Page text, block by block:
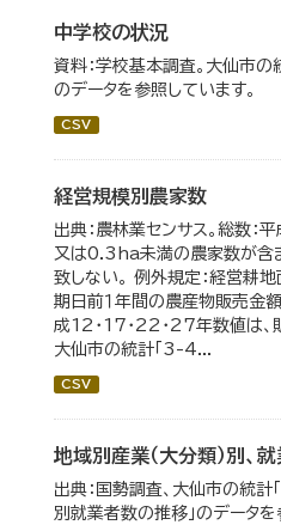
中学校の状況
資料：学校基本調査。大仙市の
のデータを参照しています。
CSV
経営規模別農家数
出典：農林業センサス。総数：
又は0.3ha未満の農家数が含
致しない。 例外規定：経営耕
期日前１年間の農産物販売金
成12・17・22・27年数値は、
大仙市の統計「3-4...
CSV
地域別産業（大分類）別、就
出典：国勢調査、大仙市の統計
別就業者数の推移」のデータを